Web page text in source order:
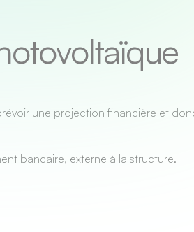
une projection financière et
bancaire, externe à la structure.